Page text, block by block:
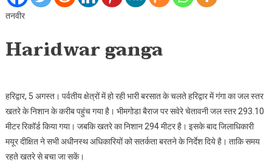
तनवीर
Haridwar ganga
हरिद्वार, 5 अगस्त। पर्वतीय क्षेत्रों में हो रही भारी बरसात के चलते हरिद्वार में गंगा का जल स्तर
खतरे के निशान के करीब पहुंच गया है। भीमगोडा बैराज पर सवेरे चेतावनी जल स्तर 293.10
मीटर रिकॉर्ड किया गया। जबकि खतरे का निशान 294 मीटर है। इसके बाद जिलाधिकारी
मयूर दीक्षित ने सभी अधीनस्थ अधिकारियों को सतर्कता बरतने के निर्देश दिये है। ताकि समय
रहते खतरे से बचा जा सकें।